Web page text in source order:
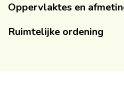
Oppervlaktes en
Ruimtelijke ordening